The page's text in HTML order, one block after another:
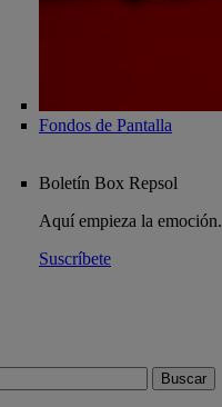
Fondos de Pantalla
Boletín Box Repsol
Aquí empieza la emoción.
Suscríbete